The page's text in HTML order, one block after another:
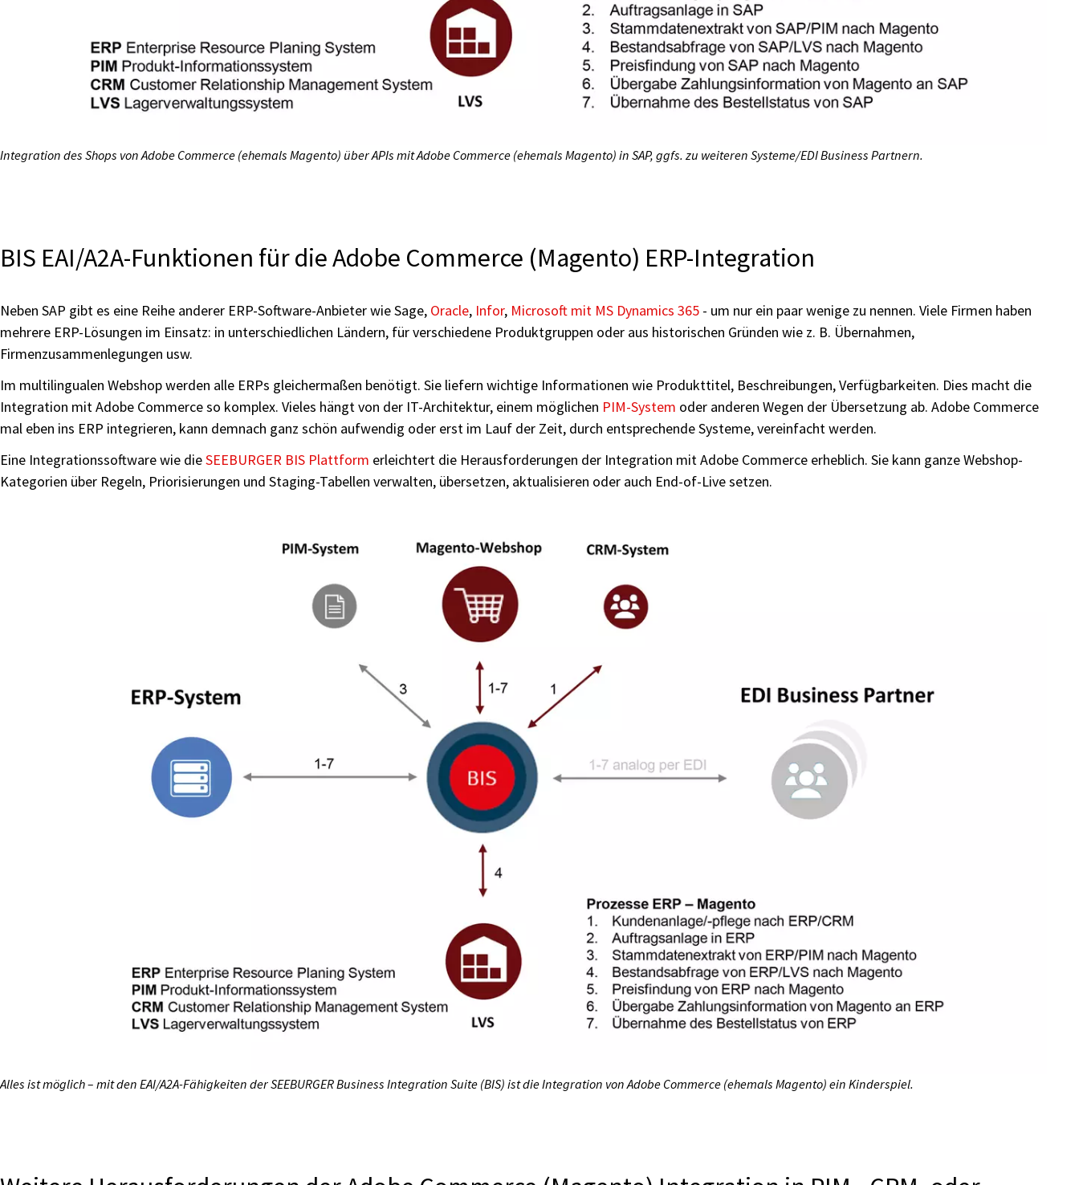
Integration des Shops von Adobe Commerce (ehemals Magento) über APIs mit Adobe Commerce (ehemals Magento) in SAP, ggfs. zu weiteren Systeme/EDI Business Partnern.
BIS EAI/A2A-Funktionen für die Adobe Commerce (Magento) ERP-Integration
Neben SAP gibt es eine Reihe anderer ERP-Software-Anbieter wie Sage, Oracle, Infor, Microsoft mit MS Dynamics 365 - um nur ein paar wenige zu nennen. Viele Firmen haben
mehrere ERP-Lösungen im Einsatz: in unterschiedlichen Ländern, für verschiedene Produktgruppen oder aus historischen Gründen wie z. B. Übernahmen,
Firmenzusammenlegungen usw.
Im multilingualen Webshop werden alle ERPs gleichermaßen benötigt. Sie liefern wichtige Informationen wie Produkttitel, Beschreibungen, Verfügbarkeiten. Dies macht die
Integration mit Adobe Commerce so komplex. Vieles hängt von der IT-Architektur, einem möglichen PIM-System oder anderen Wegen der Übersetzung ab. Adobe Commerce
mal eben ins ERP integrieren, kann demnach ganz schön aufwendig oder erst im Lauf der Zeit, durch entsprechende Systeme, vereinfacht werden.
Eine Integrationssoftware wie dieSEEBURGER BIS Plattform erleichtert die Herausforderungen der Integration mit Adobe Commerce erheblich. Sie kann ganze Webshop-
Kategorien über Regeln, Priorisierungen und Staging-Tabellen verwalten, übersetzen, aktualisieren oder auch End-of-Live setzen.
Alles ist möglich – mit den EAI/A2A-Fähigkeiten der SEEBURGER Business Integration Suite (BIS) ist die Integration von Adobe Commerce (ehemals Magento) ein Kinderspiel.